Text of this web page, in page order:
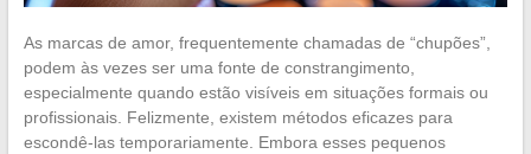
As marcas de amor, frequentemente chamadas de “chupões”,
podem às vezes ser uma fonte de constrangimento,
especialmente quando estão visíveis em situações formais ou
profissionais. Felizmente, existem métodos eficazes para
escondê-las temporariamente. Embora esses pequenos